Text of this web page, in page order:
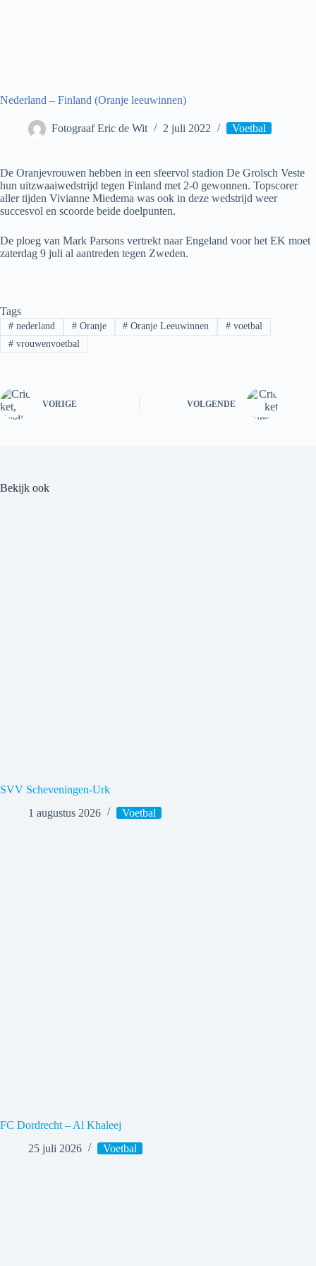
Nederland – Finland (Oranje leeuwinnen)
Fotograaf Eric de Wit 2 juli 2022 Voetbal
De Oranjevrouwen hebben in een sfeervol stadion De Grolsch Veste
hun uitzwaaiwedstrijd tegen Finland met 2-0 gewonnen. Topscorer
aller tijden Vivianne Miedema was ook in deze wedstrijd weer
succesvol en scoorde beide doelpunten.
De ploeg van Mark Parsons vertrekt naar Engeland voor het EK moet
zaterdag 9 juli al aantreden tegen Zweden.
Tags
#nederland #Oranje # Oranje Leeuwinnen # voetbal
#vrouwenvoetbal
VORIGE VOLGENDE
Bekijk ook
SVV Scheveningen-Urk
1 augustus 2026
Voetbal
FC Dordrecht – Al Khaleej
25 juli 2026
Voetbal